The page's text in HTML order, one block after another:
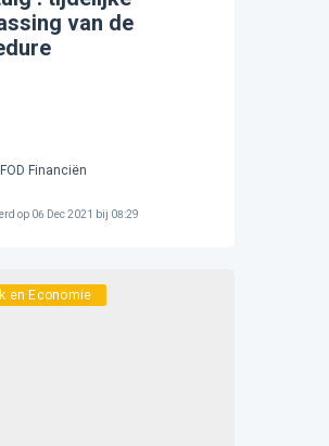
van de
FOD Financiën
op 06 Dec 2021 bij 08:29
en Economie